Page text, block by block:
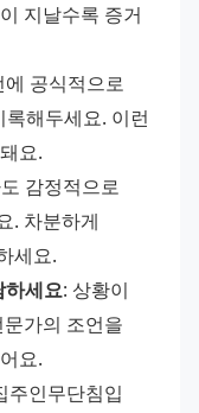
지날수록 증거
공식적으로
해두세요. 이런
요.
감정적으로
. 차분하게
세요.
하세요: 상황이
가의 조언을
요.
주인무단침입